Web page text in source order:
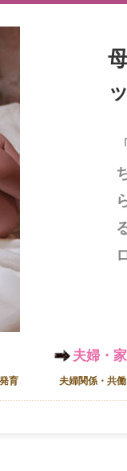
育
夫婦・
夫婦関係・共